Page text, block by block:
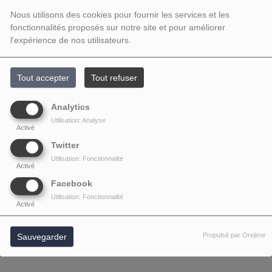
Nous utilisons des cookies pour fournir les services et les
fonctionnalités proposés sur notre site et pour améliorer
l'expérience de nos utilisateurs.
Tout accepter Tout refuser
Analytics
Activé
Utilisation: Analyse
Twitter
Activé
Utilisation: Fonctionnalité
Facebook
Activé
Utilisation: Fonctionnalité
Sauvegarder Propulsé par Orejime